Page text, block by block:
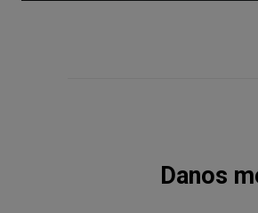
Danos